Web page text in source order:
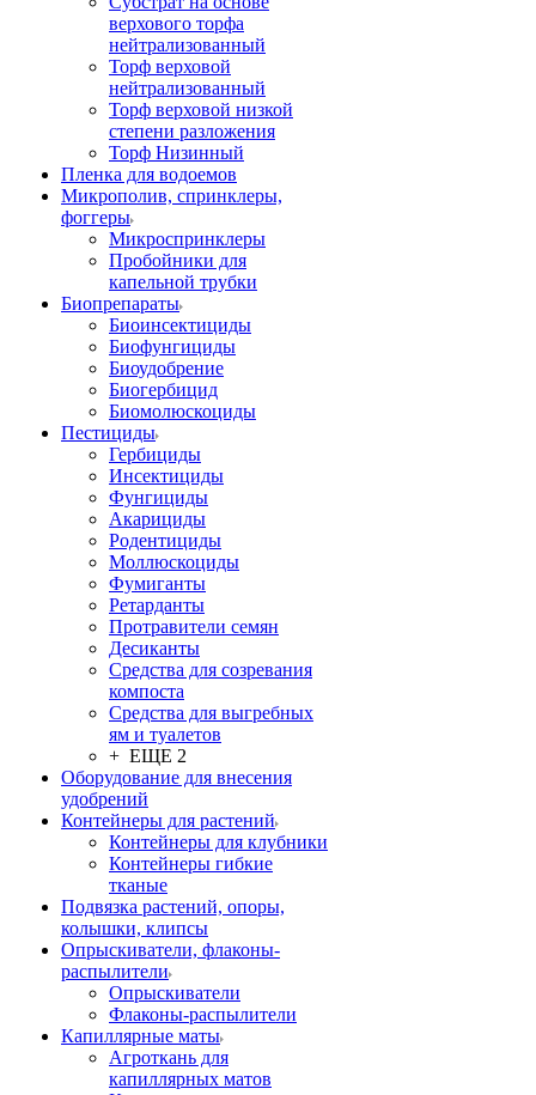
верхового торфа
нейтрализованный
Торф верховой
нейтрализованный
Торф верховой низкой
степени разложения
Торф Низинный
Пленка для водоемов
Микрополив, спринклеры,
фоггеры
Микроспринклеры
Пробойники для
капельной трубки
Биопрепараты
Биоинсектициды
Биофунгициды
Биоудобрение
Биогербицид
Биомолюскоциды
Пестициды
Гербициды
Инсектициды
Фунгициды
Акарициды
Родентициды
Моллюскоциды
Фумиганты
Ретарданты
Протравители семян
Десиканты
Средства для созревания
компоста
Средства для выгребных
ям и туалетов
+ ЕЩЕ 2
Оборудование для внесения
удобрений
Контейнеры для растений
Контейнеры для клубники
Контейнеры гибкие
тканые
Подвязка растений, опоры,
колышки, клипсы
Опрыскиватели, флаконы-
распылители
Опрыскиватели
Флаконы-распылители
Капиллярные маты
Агроткань для
капиллярных матов